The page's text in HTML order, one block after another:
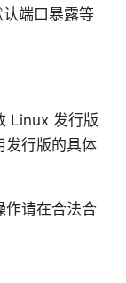
端口暴露等
Linux 发行版
发行版的具体
作请在合法合